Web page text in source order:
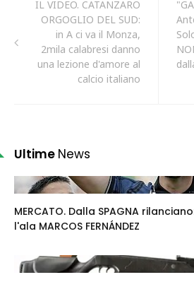
IL VIDEO. CATANZARO
ORGOGLIO DEL SUD:
in A ci va il Monza,
2mila calabresi danno
una lezione d'amore al
calcio italiano
Ultime News
MERCATO. Dalla SPAGNA
l'ala MARCOS FERNÁNDEZ